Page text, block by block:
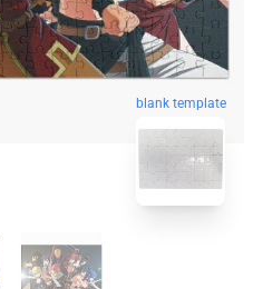
blank template